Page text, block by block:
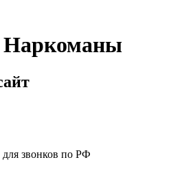
для звонков по РФ